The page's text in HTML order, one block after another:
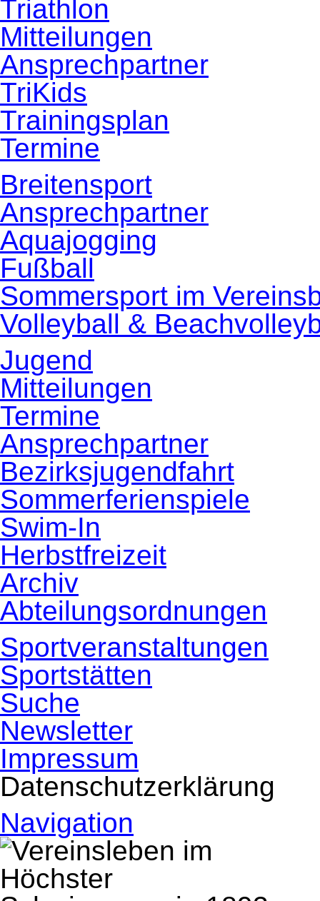
Triathlon
Mitteilungen
Ansprechpartner
TriKids
Trainingsplan
Termine
Breitensport
Ansprechpartner
Aquajogging
Fußball
Sommersport im
Volleyball &
Jugend
Mitteilungen
Termine
Ansprechpartner
Bezirksjugendfahrt
Sommerferienspiele
Swim-In
Herbstfreizeit
Archiv
Abteilungsordnungen
Sportveranstaltungen
Sportstätten
Suche
Newsletter
Impressum
Datenschutzerklärung
Navigation